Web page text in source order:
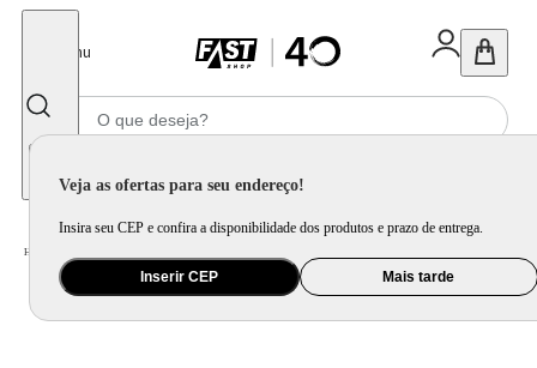
Menu
Veja as ofertas para seu endereço!
Insira seu CEP e confira a disponibilidade dos produtos e prazo de entrega.
Inserir CEP Mais tarde
Home